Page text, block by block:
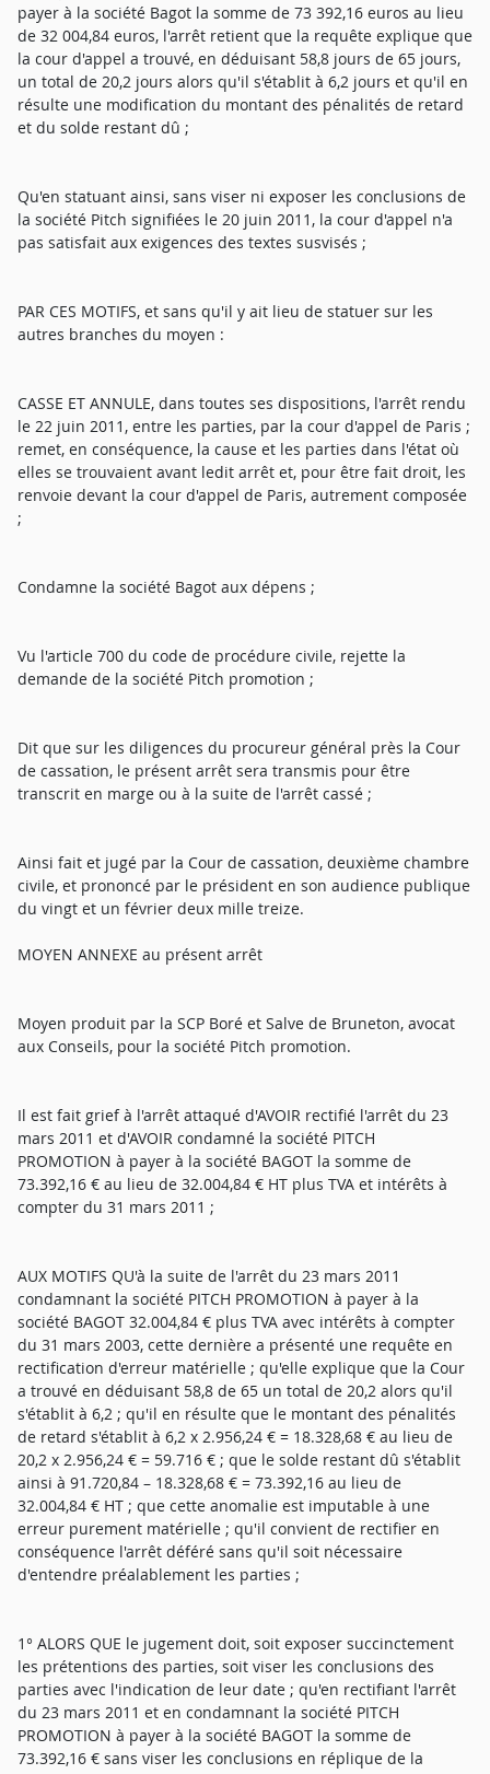
payer à la société Bagot la somme de 73 392,16 euros au lieu
de 32 004,84 euros, l'arrêt retient que la requête explique que
la cour d'appel a trouvé, en déduisant 58,8 jours de 65 jours,
un total de 20,2 jours alors qu'il s'établit à 6,2 jours et qu'il en
résulte une modification du montant des pénalités de retard
et du solde restant dû ;
Qu'en statuant ainsi, sans viser ni exposer les conclusions de
la société Pitch signifiées le 20 juin 2011, la cour d'appel n'a
pas satisfait aux exigences des textes susvisés ;
PAR CES MOTIFS, et sans qu'il y ait lieu de statuer sur les
autres branches du moyen :
CASSE ET ANNULE, dans toutes ses dispositions, l'arrêt rendu
le 22 juin 2011, entre les parties, par la cour d'appel de Paris ;
remet, en conséquence, la cause et les parties dans l'état où
elles se trouvaient avant ledit arrêt et, pour être fait droit, les
renvoie devant la cour d'appel de Paris, autrement composée
;
Condamne la société Bagot aux dépens ;
Vu l'article 700 du code de procédure civile, rejette la
demande de la société Pitch promotion ;
Dit que sur les diligences du procureur général près la Cour
de cassation, le présent arrêt sera transmis pour être
transcrit en marge ou à la suite de l'arrêt cassé ;
Ainsi fait et jugé par la Cour de cassation, deuxième chambre
civile, et prononcé par le président en son audience publique
du vingt et un février deux mille treize.
MOYEN ANNEXE au présent arrêt
Moyen produit par la SCP Boré et Salve de Bruneton, avocat
aux Conseils, pour la société Pitch promotion.
Il est fait grief à l'arrêt attaqué d'AVOIR rectifié l'arrêt du 23
mars 2011 et d'AVOIR condamné la société PITCH
PROMOTION à payer à la société BAGOT la somme de
73.392,16 € au lieu de 32.004,84 € HT plus TVA et intérêts à
compter du 31 mars 2011 ;
AUX MOTIFS QU'à la suite de l'arrêt du 23 mars 2011
condamnant la société PITCH PROMOTION à payer à la
société BAGOT 32.004,84 € plus TVA avec intérêts à compter
du 31 mars 2003, cette dernière a présenté une requête en
rectification d'erreur matérielle ; qu'elle explique que la Cour
a trouvé en déduisant 58,8 de 65 un total de 20,2 alors qu'il
s'établit à 6,2 ; qu'il en résulte que le montant des pénalités
de retard s'établit à 6,2 x 2.956,24 € = 18.328,68 € au lieu de
20,2 x 2.956,24 € = 59.716 € ; que le solde restant dû s'établit
ainsi à 91.720,84 – 18.328,68 € = 73.392,16 au lieu de
32.004,84 € HT ; que cette anomalie est imputable à une
erreur purement matérielle ; qu'il convient de rectifier en
conséquence l'arrêt déféré sans qu'il soit nécessaire
d'entendre préalablement les parties ;
1° ALORS QUE le jugement doit, soit exposer succinctement
les prétentions des parties, soit viser les conclusions des
parties avec l'indication de leur date ; qu'en rectifiant l'arrêt
du 23 mars 2011 et en condamnant la société PITCH
PROMOTION à payer à la société BAGOT la somme de
73.392,16 € sans viser les conclusions en réplique de la